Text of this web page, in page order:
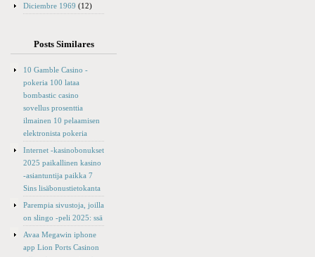
Diciembre 1969 (12)
Posts Similares
10 Gamble Casino -
pokeria 100 lataa
bombastic casino
sovellus prosenttia
ilmainen 10 pelaamisen
elektronista pokeria
Internet -kasinobonukset
2025 paikallinen kasino
-asiantuntija paikka 7
Sins lisäbonustietokanta
Parempia sivustoja, joilla
on slingo -peli 2025: ssä
Avaa Megawin iphone
app Lion Ports Casinon